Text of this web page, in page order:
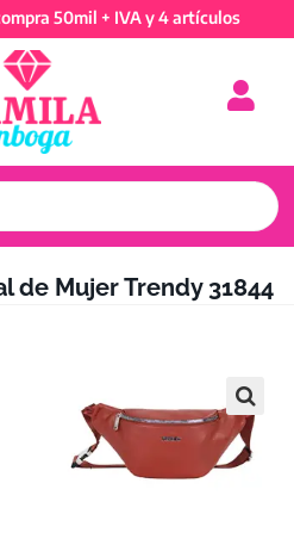
50mil + IVA y 4 artículos
de Mujer Trendy 31844